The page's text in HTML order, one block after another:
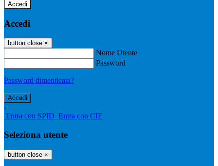
Accedi
Accedi
button close ×
Nome Utente
Password
Password dimenticata?
-
Entra con SPID Entra con CIE
Seleziona utente
button close ×